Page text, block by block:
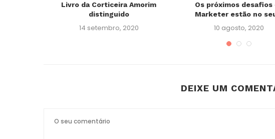
Livro da Corticeira Amorim
distinguido
14 setembro, 2020
Os próximos desafios
Marketer estão no
10 agosto, 2020
DEIXE UM